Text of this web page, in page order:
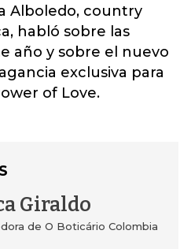
Alboledo, country
habló sobre las
año y sobre el nuevo
exclusiva para
of Love.
Giraldo
de O Boticário Colombia